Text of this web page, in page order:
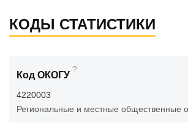
КОДЫ СТАТИСТИКИ
Код ОКОГУ
?
4220003
Региональные и местные общественные